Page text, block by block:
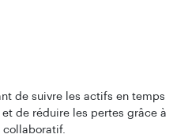
de suivre les actifs en temps
de réduire les pertes grâce à
collaboratif.